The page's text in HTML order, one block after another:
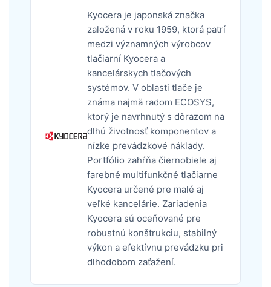
Kyocera je japonská značka
založená v roku 1959, ktorá patrí
medzi významných výrobcov
tlačiarní Kyocera a
kancelárskych tlačových
systémov. V oblasti tlače je
známa najmä radom ECOSYS,
ktorý je navrhnutý s dôrazom na
dlhú životnosť komponentov a
nízke prevádzkové náklady.
Portfólio zahŕňa čiernobiele aj
farebné multifunkčné tlačiarne
Kyocera určené pre malé aj
veľké kancelárie. Zariadenia
Kyocera sú oceňované pre
robustnú konštrukciu, stabilný
výkon a efektívnu prevádzku pri
dlhodobom zaťažení.